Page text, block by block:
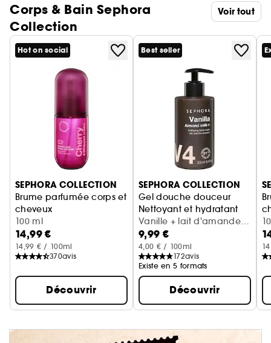
Corps & Bain Sephora
Collection
Voir tout
Ignorer le carrousel produits
Hot on social
SEPHORA COLLECTION
Brume parfumée corps et
cheveux
Cerise + crème fouettée
100 ml
14,99 €
14,99 € / 100ml
370avis
Découvrir
Best seller
SEPHORA COLLECTION
Gel douche douceur
Nettoyant et hydratant
Vanille + lait d'amande
(300 ml)
9,99 €
4,00 € / 100ml
172avis
Existe en 5 formats
Découvrir